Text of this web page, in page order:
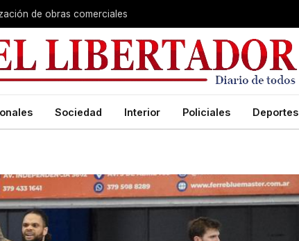
de obras comerciales
Sociedad Interior Policiales Deportes